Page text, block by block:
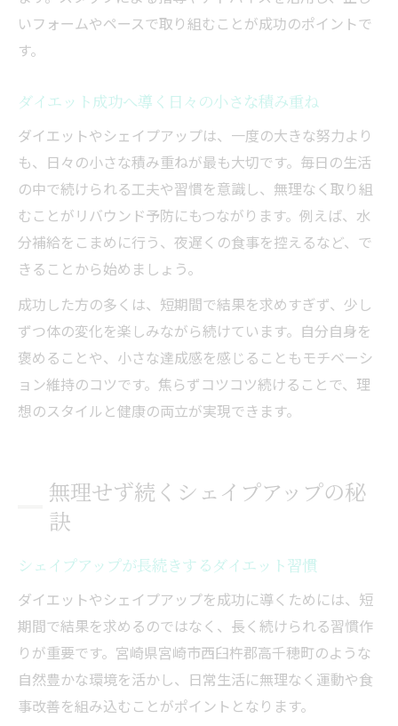
いフォームやペースで取り組むことが成功のポイントで
す。
ダイエット成功へ導く日々の小さな積み重ね
ダイエットやシェイプアップは、一度の大きな努力より
も、日々の小さな積み重ねが最も大切です。毎日の生活
の中で続けられる工夫や習慣を意識し、無理なく取り組
むことがリバウンド予防にもつながります。例えば、水
分補給をこまめに行う、夜遅くの食事を控えるなど、で
きることから始めましょう。
成功した方の多くは、短期間で結果を求めすぎず、少し
ずつ体の変化を楽しみながら続けています。自分自身を
褒めることや、小さな達成感を感じることもモチベーシ
ョン維持のコツです。焦らずコツコツ続けることで、理
想のスタイルと健康の両立が実現できます。
無理せず続くシェイプアップの秘
訣
シェイプアップが長続きするダイエット習慣
ダイエットやシェイプアップを成功に導くためには、短
期間で結果を求めるのではなく、長く続けられる習慣作
りが重要です。宮崎県宮崎市西臼杵郡高千穂町のような
自然豊かな環境を活かし、日常生活に無理なく運動や食
事改善を組み込むことがポイントとなります。